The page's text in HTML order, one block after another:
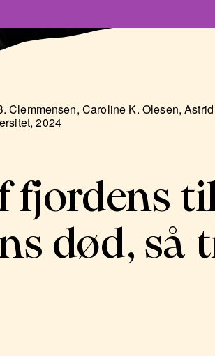
Clemmensen, Caroline K. Olesen,
2024
fjordens
død, så